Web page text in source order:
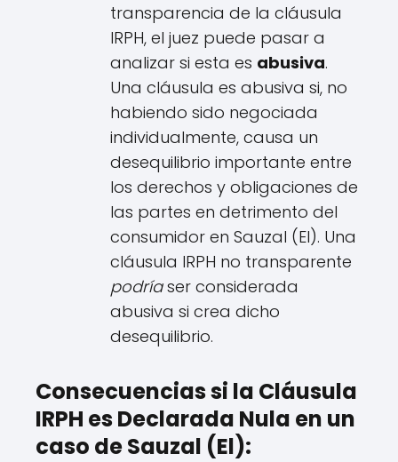
transparencia de la cláusula
IRPH, el juez puede pasar a
analizar si esta es abusiva.
Una cláusula es abusiva si, no
habiendo sido negociada
individualmente, causa un
desequilibrio importante entre
los derechos y obligaciones de
las partes en detrimento del
consumidor en Sauzal (El). Una
cláusula IRPH no transparente
podríaser considerada
abusiva si crea dicho
desequilibrio.
Consecuencias si la Cláusula
IRPH es Declarada Nula en un
caso de Sauzal (El):